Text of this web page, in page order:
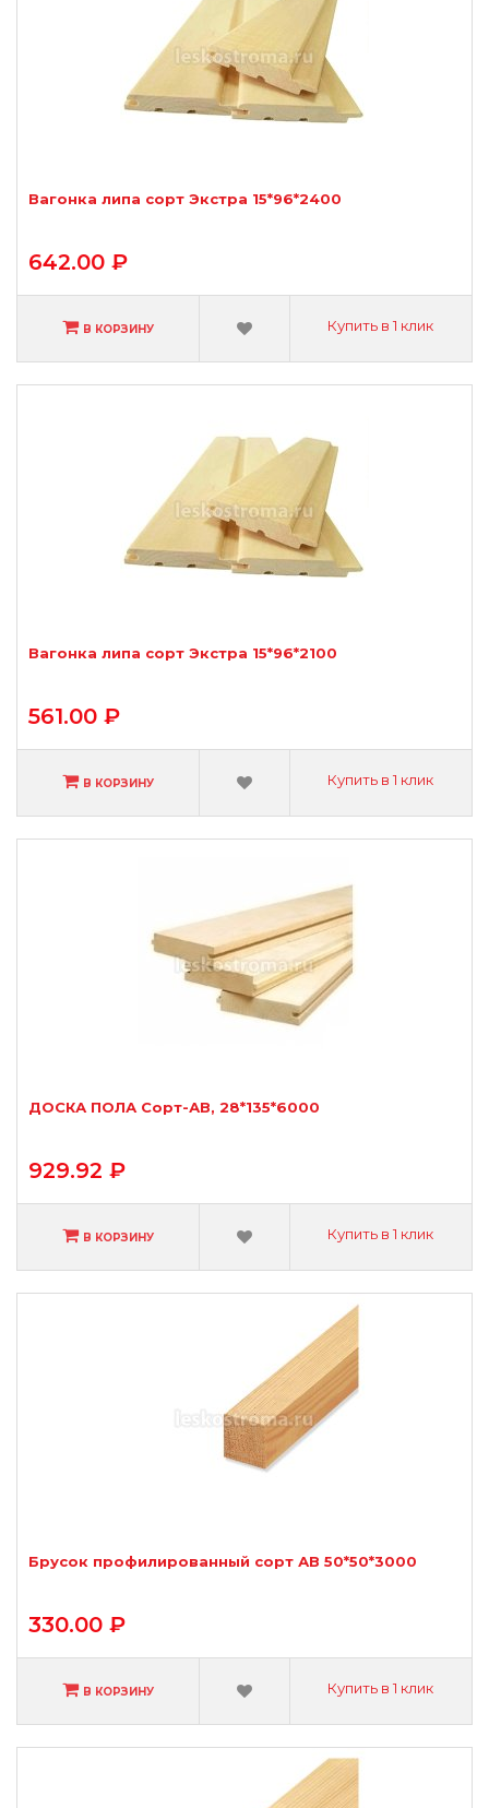
Вагонка липа сорт Экстра 15*96*2400
642.00 ₽
В КОРЗИНУ Купить в 1 клик
Вагонка липа сорт Экстра 15*96*2100
561.00 ₽
В КОРЗИНУ Купить в 1 клик
ДОСКА ПОЛА Сорт-АВ, 28*135*6000
929.92 ₽
В КОРЗИНУ Купить в 1 клик
Брусок профилированный сорт АВ 50*50*3000
330.00 ₽
В КОРЗИНУ Купить в 1 клик